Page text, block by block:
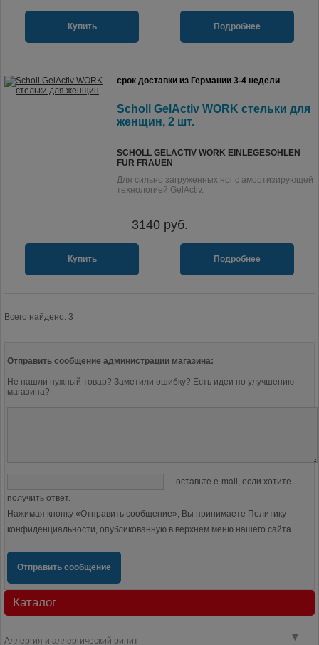
Купить Подробнее
срок доставки из Германии 3-4 недели
Scholl GelActiv WORK стельки для
женщин, 2 шт.
SCHOLL GELACTIV WORK EINLEGESOHLEN
FÜR FRAUEN
Для сильно загруженных ног с амортизирующей
технологией GelActiv.
3140руб.
Купить Подробнее
Всего найдено: 3
Отправить сообщение администрации магазина:
Не нашли нужный товар? Заметили ошибку? Есть идеи по улучшению
магазина?
- оставьте e-mail, если хотите
получить ответ.
Нажимая кнопку «Отправить сообщение», Вы принимаете Политику
конфиденциальности, опубликованную в верхнем меню нашего сайта.
Отправить сообщение
Каталог
▼
Аллергия и аллергический ринит